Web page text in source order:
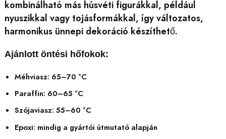
kombinálható más húsvéti figurákkal, például
nyuszikkal vagy tojásformákkal, így változatos,
harmonikus ünnepi dekoráció készíthető.
Ajánlott öntési hőfokok:
Méhviasz: 65–70 °C
Paraffin: 60–65 °C
Szójaviasz: 55–60 °C
Epoxi: mindig a gyártói útmutató alapján